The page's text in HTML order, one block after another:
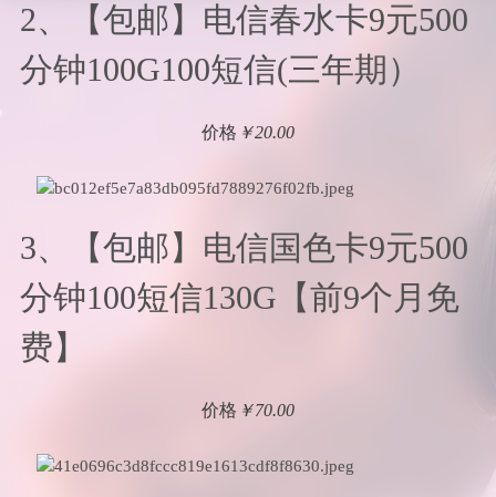
2、【包邮】电信春水卡9元500
分钟100G100短信(三年期）
价格 ￥20.00
3、【包邮】电信国色卡9元500
分钟100短信130G【前9个月免
费】
价格 ￥70.00